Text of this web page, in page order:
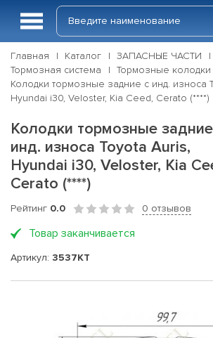
Главная Каталог
ЗАПАСНЫЕ ЧАСТИ
Тормозная система
Тормозные колодки
Колодки тормозные задние с инд. износа
Hyundai i30, Veloster, Kia Ceed, Cerato (****)
Колодки тормозные
инд. износа Toyota Auris,
Hyundai i30, Veloster, Kia
Cerato (****)
Рейтинг 0.0 0 отзывов
Товар заканчивается
Артикул: 3537KT